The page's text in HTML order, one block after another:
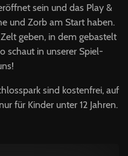
sein und das Play &
und Zorb am Start haben.
geben, in dem gebastelt
schaut in unserer Spiel-
sind kostenfrei, auf
für Kinder unter 12 Jahren.